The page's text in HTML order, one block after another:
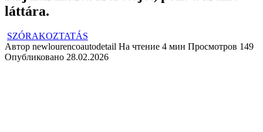
láttára.
SZÓRAKOZTATÁS
Автор newlourencoautodetail На чтение 4 мин Просмотров 149
Опубликовано 28.02.2026